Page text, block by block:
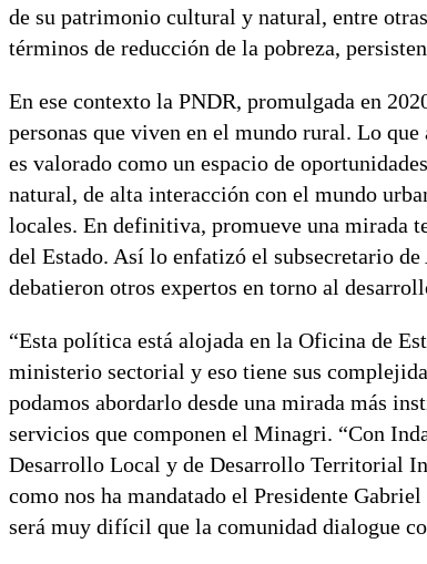
de su patrimonio cultural y natural, entre
términos de reducción de la pobreza,
En ese contexto la PNDR, promulgada en
personas que viven en el mundo rural. Lo
es valorado como un espacio de
natural, de alta interacción con el mundo
locales. En definitiva, promueve una mirada
del Estado. Así lo enfatizó el subsecretario
debatieron otros expertos en torno al
“Esta política está alojada en la Oficina de
ministerio sectorial y eso tiene sus
podamos abordarlo desde una mirada más
servicios que componen el Minagri. “Con
Desarrollo Local y de Desarrollo Territorial
como nos ha mandatado el Presidente
será muy difícil que la comunidad dialogue